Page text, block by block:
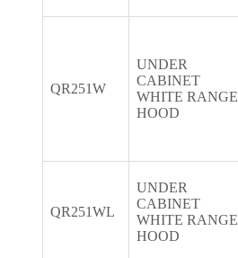
QR251W
UNDER
CABINET
WHITE RANGE
HOOD
QR251WL
UNDER
CABINET
WHITE RANGE
HOOD